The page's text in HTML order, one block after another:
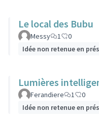
Le local des Bubu
Messy 1
0
Idée non retenue en
Lumières
Ferandiere 1
0
Idée non retenue en